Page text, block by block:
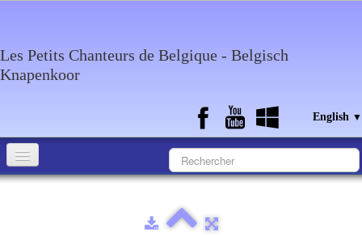
Les Petits Chanteurs de Belgique - Belgisch
Knapenkoor
English ▼